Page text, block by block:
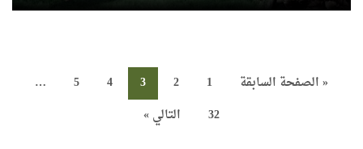
« الصفحة السابقة 1
2
3
4
5
…
32
التالي »